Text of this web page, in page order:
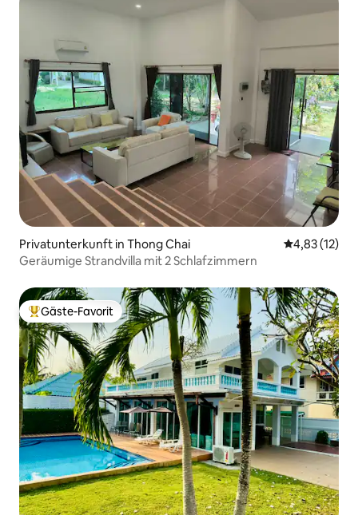
Privatunterkunft in Thong Chai
4,83 (12)
Geräumige Strandvilla mit 2 Schlafzimmern
Beliebter Gäste-Favorit.
Gäste-Favorit